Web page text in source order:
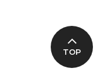
TOP